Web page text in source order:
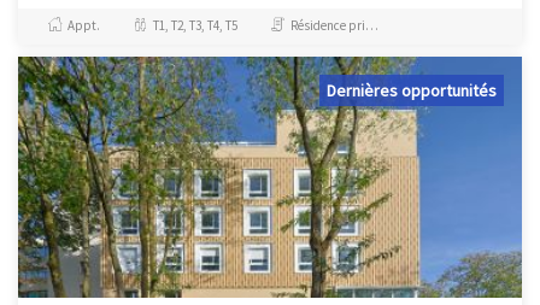
6 minutes à pied seulement du
Métro lign...
Appt. T1, T2, T3, T4, T5 Résidence principale / PTZ, Investissement et Défiscalisation
Dernières opportunités